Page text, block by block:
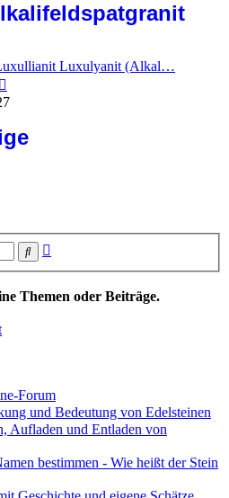
Luxulyanit (Alkal…
Beitrag
Suche
Themen oder Beiträge.
Forum
und Bedeutung von Edelsteinen
Aufladen und Entladen von
bestimmen - Wie heißt der Stein